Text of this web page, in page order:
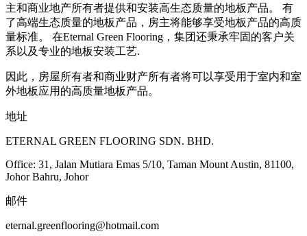
主和商业地产所有者提供和安装高生态质量的地板产品。 有
了高端生态质量的地板产品，房主将能够享受地板产品的高质
量标准。 在Eternal Green Flooring，集团还秉承牢固的客户关
系以及专业的地板安装工艺.
因此，房屋所有者和商业财产所有者将可以享受用于室内和室
外地板应用的高质量地板产品。
地址
ETERNAL GREEN FLOORING SDN. BHD.
Office: 31, Jalan Mutiara Emas 5/10, Taman Mount Austin, 81100,
Johor Bahru, Johor
邮件
eternal.greenflooring@hotmail.com